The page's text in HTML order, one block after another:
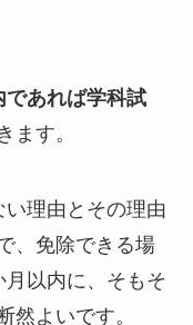
あれば学科試
ます。
理由とその理由
、免除できる場
以内に、そもそ
然よいです。